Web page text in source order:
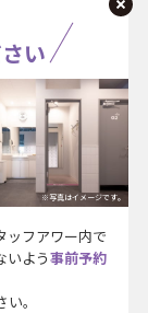
い
※写真はイメージです。
ッフアワー内で
いよう事前予約
。